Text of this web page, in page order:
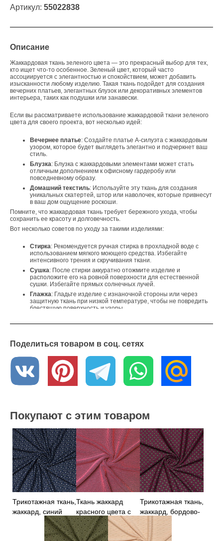
Артикул: 55022838
Описание
Жаккардовая ткань зеленого цвета — это прекрасный выбор для тех,
кто ищет что-то особенное. Зеленый цвет, который часто
ассоциируется с элегантностью и спокойствием, может добавить
изысканности любому изделию. Такая ткань подойдет для создания
вечерних платьев, элегантных блузок или декоративных элементов
интерьера, таких как подушки или занавески.
Если вы рассматриваете использование жаккардовой ткани зеленого
цвета для своего проекта, вот несколько идей:
Вечернее платье: Создайте платье А-силуэта с жаккардовым
узором, которое будет выглядеть элегантно и подчеркнет ваш
стиль.
Блузка: Блузка с жаккардовыми элементами может стать
отличным дополнением к офисному гардеробу или
повседневному образу.
Домашний текстиль: Используйте эту ткань для создания
уникальных скатертей, штор или наволочек, которые привнесут
в ваш дом ощущение роскоши.
Помните, что жаккардовая ткань требует бережного ухода, чтобы
сохранить ее красоту и долговечность.
Вот несколько советов по уходу за такими изделиями:
Стирка: Рекомендуется ручная стирка в прохладной воде с
использованием мягкого моющего средства. Избегайте
интенсивного трения и скручивания ткани.
Сушка: После стирки аккуратно отожмите изделие и
расположите его на ровной поверхности для естественной
сушки. Избегайте прямых солнечных лучей.
Глажка: Гладьте изделие с изнаночной стороны или через
защитную ткань при низкой температуре, чтобы не повредить
блестящую поверхность и узоры.
по всей России. Если у вас возникли вопросы или вы хотите
получить образцы ткани, обратитесь к нашим менеджерам – они с
удовольствием вам помогут
Поделиться товаром в соц. сетях
Покупают с этим товаром
Трикотажная ткань,
жаккард, синий
Ткань жаккард
красного цвета с
текстурой
Трикотажная ткань,
жаккард, бордово-
серый принт